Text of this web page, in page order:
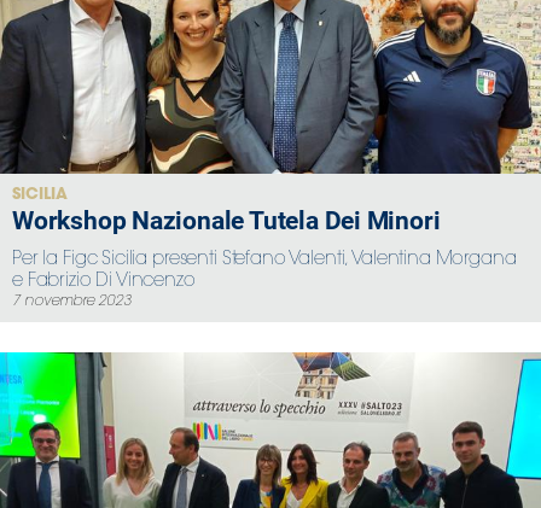
SICILIA
Workshop Nazionale Tutela Dei Minori
Per la Figc Sicilia presenti Stefano Valenti, Valentina Morgana
e Fabrizio Di Vincenzo
7 novembre 2023